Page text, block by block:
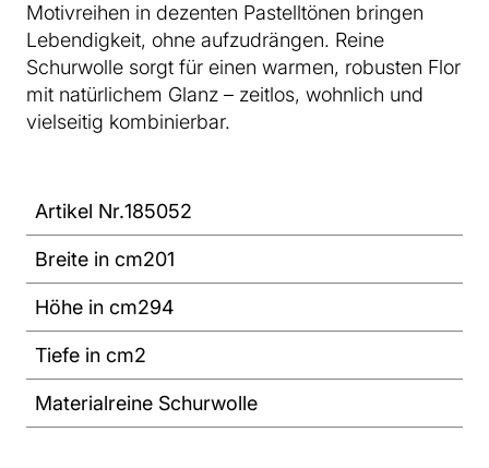
Motivreihen in dezenten Pastelltönen bringen
Lebendigkeit, ohne aufzudrängen. Reine
Schurwolle sorgt für einen warmen, robusten Flor
mit natürlichem Glanz – zeitlos, wohnlich und
vielseitig kombinierbar.
Artikel Nr.185052
Breite in cm201
Höhe in cm294
Tiefe in cm2
Materialreine Schurwolle